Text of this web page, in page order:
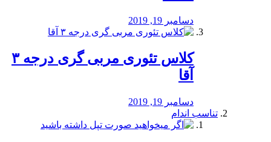
دسامبر 19, 2019
کلاس تئوری مربی گری درجه ۳
آقا
دسامبر 19, 2019
تناسب اندام